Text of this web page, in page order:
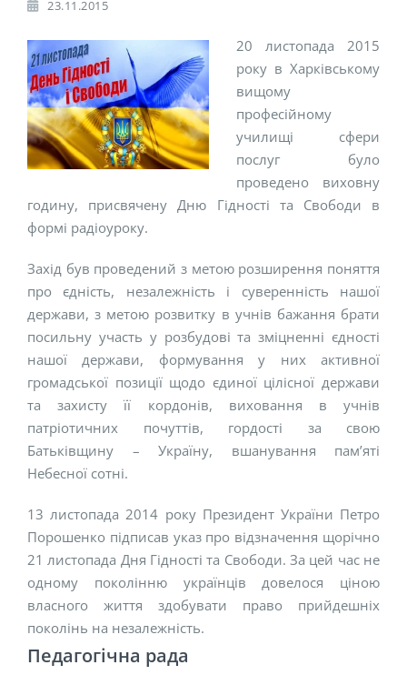
23.11.2015
20 листопада 2015
року в Харківському
вищому
професійному
училищі сфери
послуг було
проведено виховну
годину, присвячену Дню Гідності та Свободи в
формі радіоуроку.
Захід був проведений з метою розширення поняття
про єдність, незалежність і суверенність нашої
держави, з метою розвитку в учнів бажання брати
посильну участь у розбудові та зміцненні єдності
нашої держави, формування у них активної
громадської позиції щодо єдиної цілісної держави
та захисту її кордонів, виховання в учнів
патріотичних почуттів, гордості за свою
Батьківщину – Україну, вшанування пам’яті
Небесної сотні.
13 листопада 2014 року Президент України Петро
Порошенко підписав указ про відзначення щорічно
21 листопада Дня Гідності та Свободи. За цей час не
одному поколінню українців довелося ціною
власного життя здобувати право прийдешніх
поколінь на незалежність.
Педагогічна рада